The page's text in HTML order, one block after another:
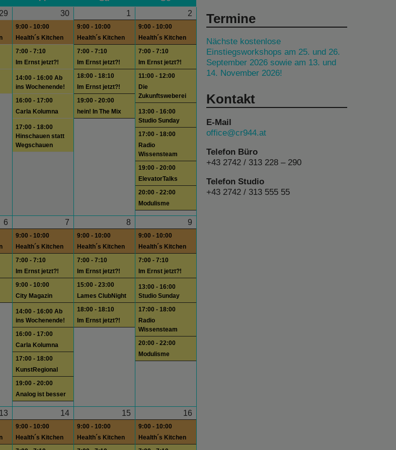
29 30
9:00 - 10:00
Health´s Kitchen
7:00 - 7:10
Im Ernst jetzt?!
14:00 - 16:00 Ab
ins Wochenende!
16:00 - 17:00
Carla Kolumna
17:00 - 18:00
Hinschauen statt
Wegschauen
1
9:00 - 10:00
Health´s Kitchen
7:00 - 7:10
Im Ernst jetzt?!
18:00 - 18:10
Im Ernst jetzt?!
19:00 - 20:00
hein! In The Mix
2
9:00 - 10:00
Health´s Kitchen
7:00 - 7:10
Im Ernst jetzt?!
11:00 - 12:00
Die
Zukunftsweberei
13:00 - 16:00
Studio Sunday
17:00 - 18:00
Radio
Wissensteam
19:00 - 20:00
ElevatorTalks
20:00 - 22:00
Modulisme
6 7
9:00 - 10:00
Health´s Kitchen
7:00 - 7:10
Im Ernst jetzt?!
9:00 - 10:00
City Magazin
14:00 - 16:00 Ab
ins Wochenende!
16:00 - 17:00
Carla Kolumna
17:00 - 18:00
KunstRegional
19:00 - 20:00
Analog ist besser
8
9:00 - 10:00
Health´s Kitchen
7:00 - 7:10
Im Ernst jetzt?!
15:00 - 23:00
Lames ClubNight
18:00 - 18:10
Im Ernst jetzt?!
9
9:00 - 10:00
Health´s Kitchen
7:00 - 7:10
Im Ernst jetzt?!
13:00 - 16:00
Studio Sunday
17:00 - 18:00
Radio
Wissensteam
20:00 - 22:00
Modulisme
13 14
9:00 - 10:00
Health´s Kitchen
15
9:00 - 10:00
Health´s Kitchen
16
9:00 - 10:00
Health´s Kitchen
Termine
Nächste kostenlose
Einstiegsworkshops am 25. und 26.
September 2026 sowie am 13. und
14. November 2026!
Kontakt
E-Mail
office@cr944.at
Telefon Büro
+43 2742 / 313 228 – 290
Telefon Studio
+43 2742 / 313 555 55